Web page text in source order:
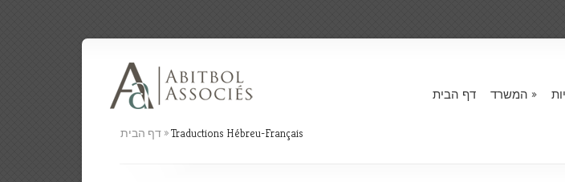
דף הבית המשרד
דף הבית »Traductions Hébreu-Français